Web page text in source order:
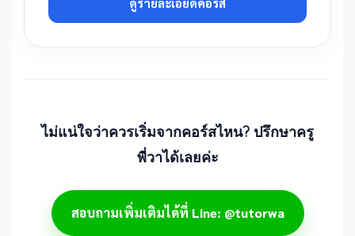
ไม่แน่ใจว่าควรเริ่มจากคอร์สไหน? ปรึกษาครู
พี่วาได้เลยค่ะ
สอบถามเพิ่มเติมได้ที่ Line: @tutorwa